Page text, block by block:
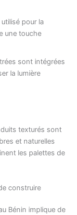
pour la
une touche
sont intégrées
la lumière
texturés sont
et naturelles
les palettes de
construire
Bénin implique de